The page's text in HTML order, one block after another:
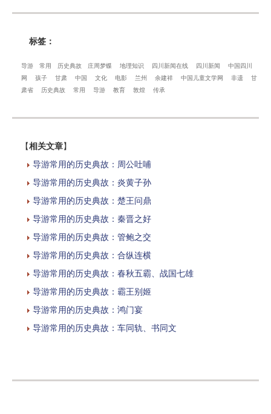
标签：
导游 常用 历史典故 庄周梦蝶 地理知识 四川新闻在线 四川新闻
中国四川
网
孩子 甘肃 中国 文化 电影 兰州 余建祥 中国儿童文学网 非遗
甘
肃省
历史典故 常用 导游 教育 敦煌 传承
【相关文章】
导游常用的历史典故：周公吐哺
导游常用的历史典故：炎黄子孙
导游常用的历史典故：楚王问鼎
导游常用的历史典故：秦晋之好
导游常用的历史典故：管鲍之交
导游常用的历史典故：合纵连横
导游常用的历史典故：春秋五霸、战国七雄
导游常用的历史典故：霸王别姬
导游常用的历史典故：鸿门宴
导游常用的历史典故：车同轨、书同文